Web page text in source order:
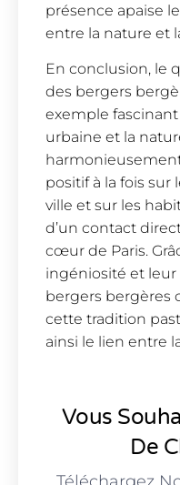
présence apaise
entre la nature et
En conclusion, le
des bergers
exemple
urbaine et la
positif à la fois sur
ville et sur les
d’un contact
cœur de Paris.
ingéniosité et
bergers bergères
cette tradition
ainsi le lien entre
Vous
De